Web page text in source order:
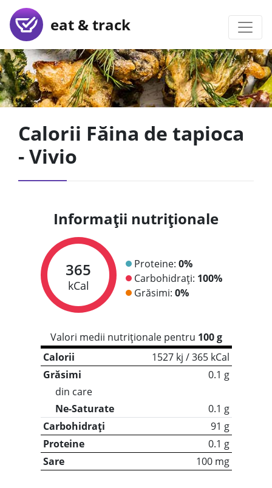
eat & track
Calorii Făina de tapioca
- Vivio
Informații nutriționale
365
kCal
Proteine: 0%
Carbohidrați: 100%
Grăsimi: 0%
Valori medii nutriționale pentru 100 g
Calorii
1527 kj / 365 kCal
Grăsimi
0.1 g
din care
Ne-Saturate
0.1 g
Carbohidrați
91 g
Proteine
0.1 g
Sare
100 mg